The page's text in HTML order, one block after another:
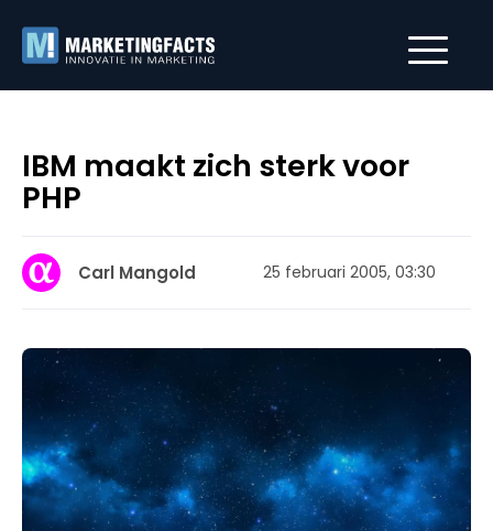
IBM maakt zich sterk voor
PHP
Carl Mangold 25 februari 2005, 03:30